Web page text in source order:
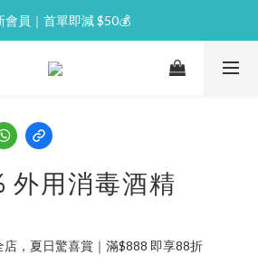
malluxe day｜7%購物金回贈
會員｜首單即減 $50💰
malluxe day｜7%購物金回贈
外用消毒酒精
店，夏日驚喜賞｜滿$888 即享88折